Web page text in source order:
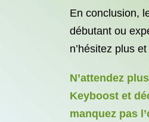
En conclusion,
débutant ou
n’hésitez plus
N’attendez
Keyboost et
manquez pas